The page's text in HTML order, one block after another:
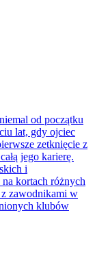
od początku
lat, gdy ojciec
zetknięcie z
jego karierę.
i
kortach różnych
z zawodnikami w
klubów